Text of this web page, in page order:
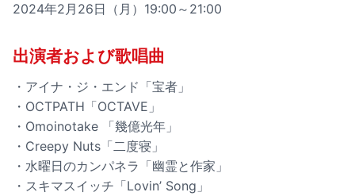
2024年2月26日（月）19:00～21:00
出演者および歌唱曲
・アイナ・ジ・エンド「宝者」
・OCTPATH「OCTAVE」
・Omoinotake 「幾億光年」
・Creepy Nuts「二度寝」
・水曜日のカンパネラ「幽霊と作家」
・スキマスイッチ「Lovin’ Song」